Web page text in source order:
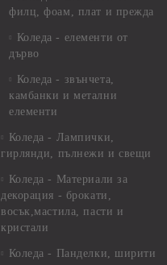
филц, фоам, плат и прежда
Коледа - елементи от
дърво
Коледа - звънчета,
камбанки и метални
елементи
Коледа - Лампички,
гирлянди, пълнежи и свещи
Коледа - Материали за
декорация - брокати,
восък,мастила, пасти и
кристали
Коледа - Панделки, ширити